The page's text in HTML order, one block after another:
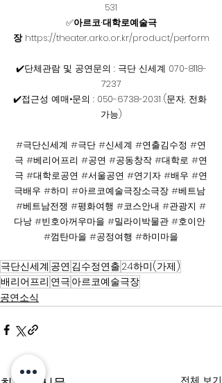
531
✅아르코·대학로예술극
장 https://theater.arko.or.kr/product/perform
✔️단체관람 및 공연문의 : 극단 신세계 070-8118-
7237
✔️접근성 예매•문의 : 050-6738-2031 (문자, 전화
가능)
#극단신세계 #극단 #신세계 #연출김수정 #연
극 #베리어프리 #공연 #공동창작 #대학로 #연
극 #대학로공연 #서울공연 #연기자 #배우 #연
극배우 #하미 #아르코예술극장소극장 #베트남
#베트남전쟁 #평화여행 #코스안내 #관광지 #
다낭 #빈호아꺼우마을 #밀라이박물관 #호이안
#껌탄마을 #공정여행 #하미마을
극단신세계 공연 김수정연출 24하미(가제)
배리어프리 연극 아르코예술극장
공연소식
전체 보기